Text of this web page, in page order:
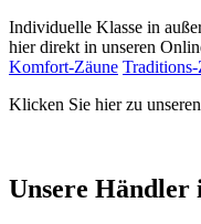
Individuelle Klasse in
hier direkt in unseren
Komfort-Zäune Traditions-
Klicken Sie hier zu
Unsere Händler